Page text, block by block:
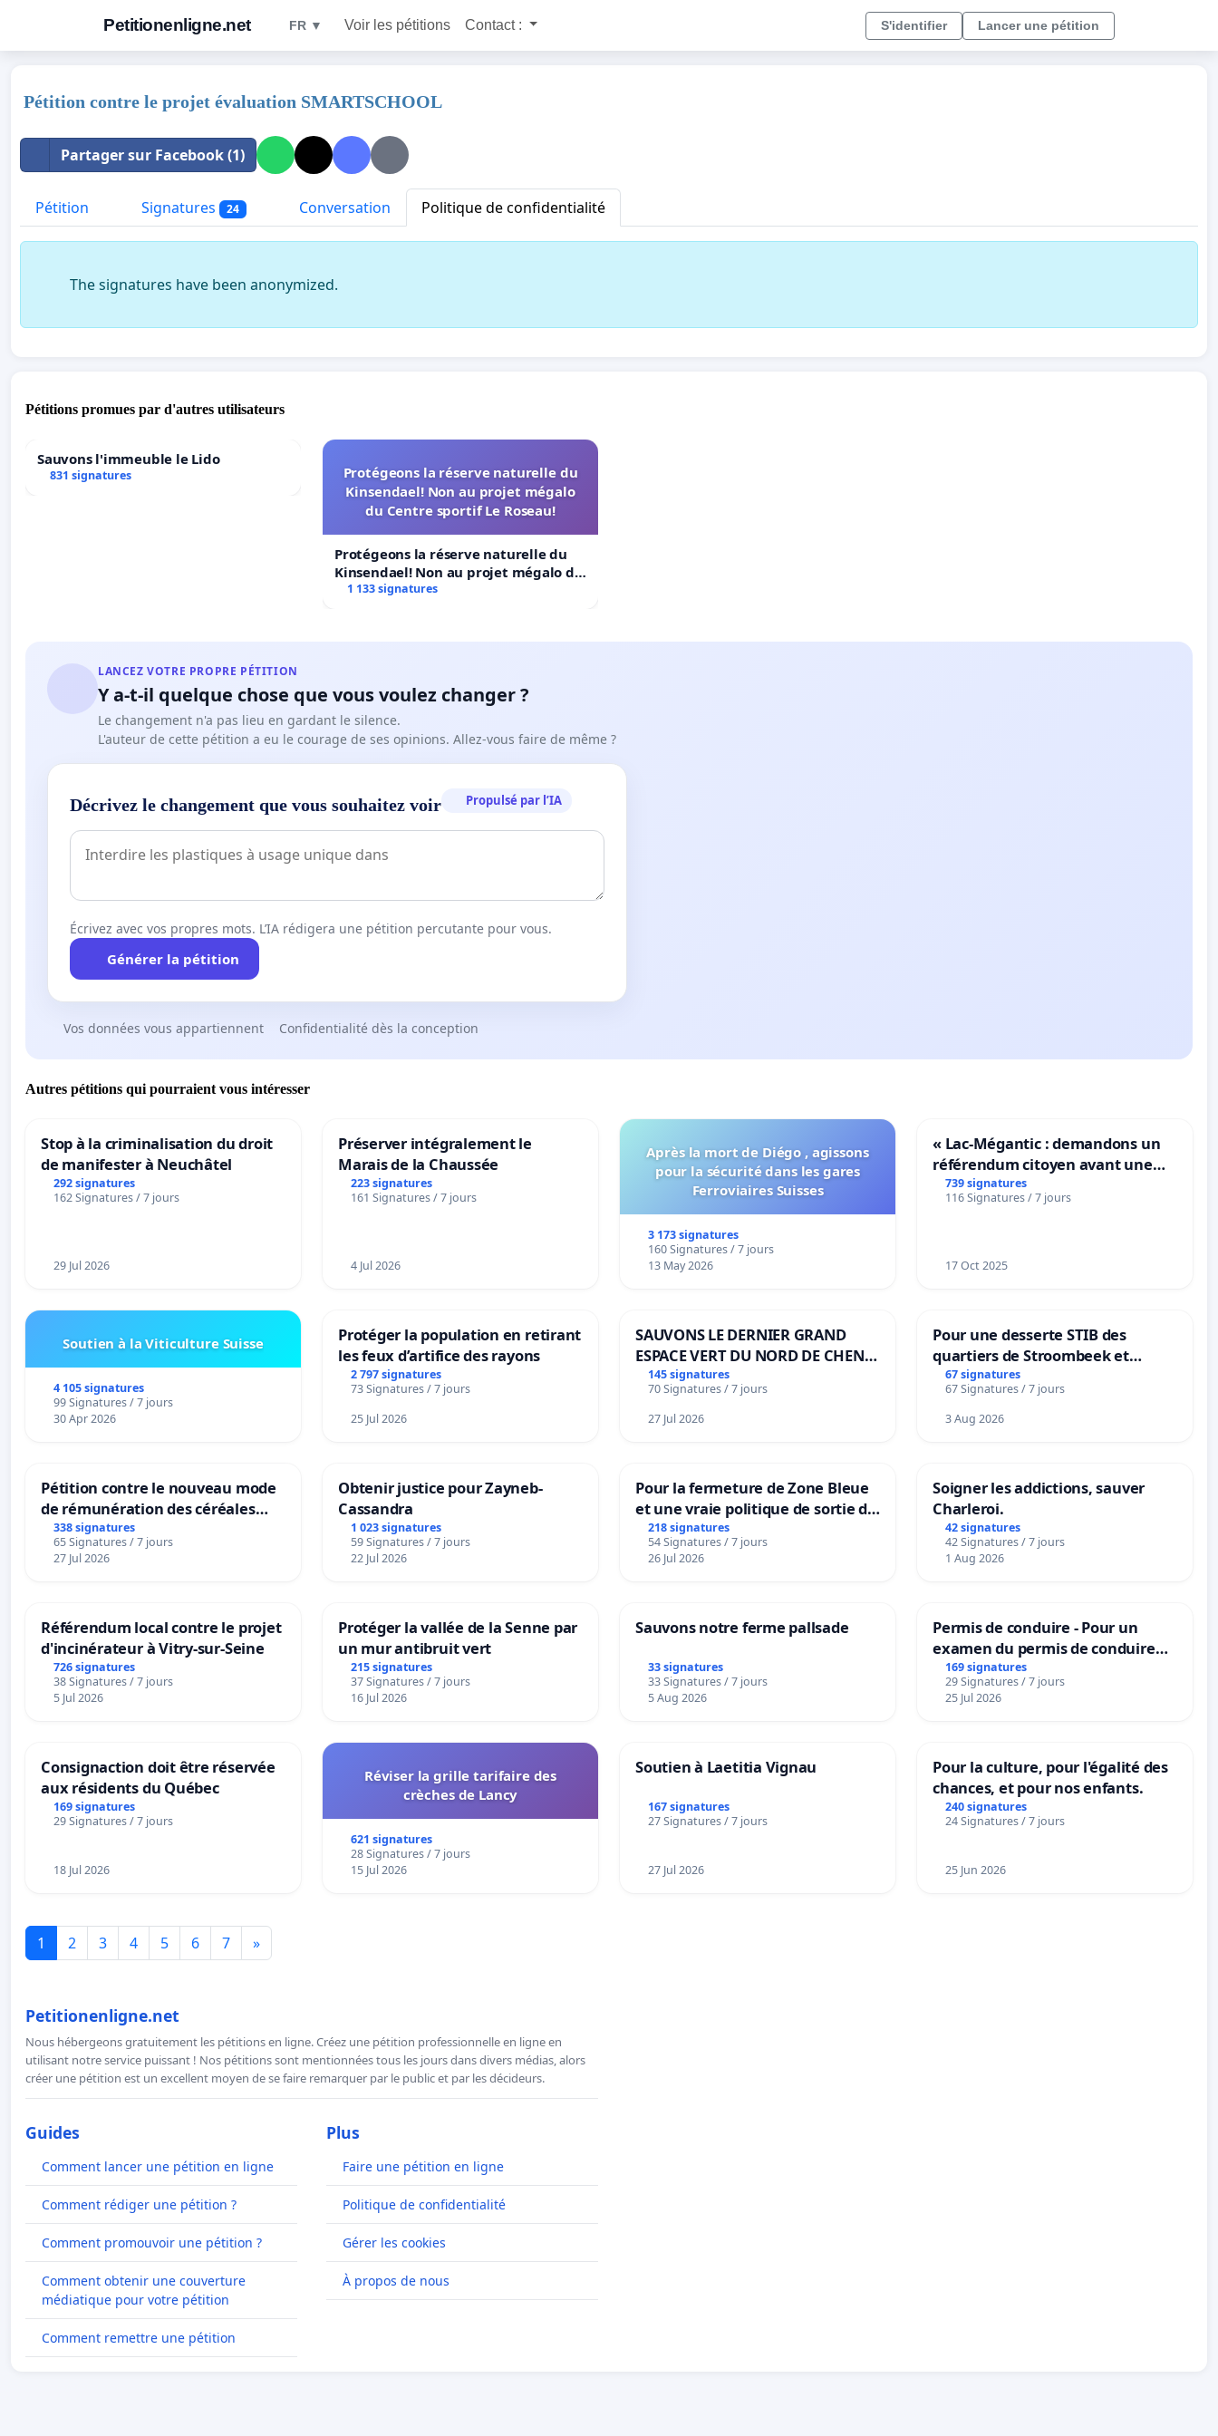
Petitionenligne.net FR ▼ Voir les pétitions Contact : S'identifier Lancer une pétition
Pétition contre le projet évaluation SMARTSCHOOL
Partager sur Facebook (1)
Pétition Signatures 24 Conversation Politique de confidentialité
The signatures have been anonymized.
Pétitions promues par d'autres utilisateurs
Sauvons l'immeuble le Lido
831 signatures
Protégeons la réserve naturelle du
Kinsendael! Non au projet mégalo
du Centre sportif Le Roseau!
Protégeons la réserve naturelle du
Kinsendael! Non au projet mégalo du
Centre sportif Le Roseau!
1 133 signatures
LANCEZ VOTRE PROPRE PÉTITION
Y a-t-il quelque chose que vous voulez changer ?
Le changement n'a pas lieu en gardant le silence.
L'auteur de cette pétition a eu le courage de ses opinions. Allez-vous faire de même ?
Décrivez le changement que vous souhaitez voir Propulsé par l’IA
Écrivez avec vos propres mots. L’IA rédigera une pétition percutante pour vous.
Générer la pétition
Vos données vous appartiennent Confidentialité dès la conception
Autres pétitions qui pourraient vous intéresser
Stop à la criminalisation du droit
de manifester à Neuchâtel
292 signatures
162 Signatures / 7 jours
29 Jul 2026
Préserver intégralement le
Marais de la Chaussée
223 signatures
161 Signatures / 7 jours
4 Jul 2026
Après la mort de Diégo , agissons
pour la sécurité dans les gares
Ferroviaires Suisses
3 173 signatures
160 Signatures / 7 jours
13 May 2026
« Lac-Mégantic : demandons un
référendum citoyen avant une
transformation irréversible de
notre territoire »
739 signatures
116 Signatures / 7 jours
17 Oct 2025
Soutien à la Viticulture Suisse
4 105 signatures
99 Signatures / 7 jours
30 Apr 2026
Protéger la population en retirant
les feux d’artifice des rayons
2 797 signatures
73 Signatures / 7 jours
25 Jul 2026
SAUVONS LE DERNIER GRAND
ESPACE VERT DU NORD DE CHENE-
BOUGERIES
145 signatures
70 Signatures / 7 jours
27 Jul 2026
Pour une desserte STIB des
quartiers de Stroombeek et
Beauval - Voor een MIVB-
bediening van de wijken
Strombeek en Het Voor
67 signatures
67 Signatures / 7 jours
3 Aug 2026
Pétition contre le nouveau mode
de rémunération des céréales
panifiables de Swiss granum basé
sur la teneur en protéines
338 signatures
65 Signatures / 7 jours
27 Jul 2026
Obtenir justice pour Zayneb-
Cassandra
1 023 signatures
59 Signatures / 7 jours
22 Jul 2026
Pour la fermeture de Zone Bleue
et une vraie politique de sortie de
la dépendance
218 signatures
54 Signatures / 7 jours
26 Jul 2026
Soigner les addictions, sauver
Charleroi.
42 signatures
42 Signatures / 7 jours
1 Aug 2026
Référendum local contre le projet
d'incinérateur à Vitry-sur-Seine
726 signatures
38 Signatures / 7 jours
5 Jul 2026
Protéger la vallée de la Senne par
un mur antibruit vert
215 signatures
37 Signatures / 7 jours
16 Jul 2026
Sauvons notre ferme pallsade
33 signatures
33 Signatures / 7 jours
5 Aug 2026
Permis de conduire - Pour un
examen du permis de conduire
accessible dans plusieurs langues
à Bruxelles
169 signatures
29 Signatures / 7 jours
25 Jul 2026
Consignaction doit être réservée
aux résidents du Québec
169 signatures
29 Signatures / 7 jours
18 Jul 2026
Réviser la grille tarifaire des
crèches de Lancy
621 signatures
28 Signatures / 7 jours
15 Jul 2026
Soutien à Laetitia Vignau
167 signatures
27 Signatures / 7 jours
27 Jul 2026
Pour la culture, pour l'égalité des
chances, et pour nos enfants.
240 signatures
24 Signatures / 7 jours
25 Jun 2026
1 2 3 4 5 6 7 »
Petitionenligne.net
Nous hébergeons gratuitement les pétitions en ligne. Créez une pétition professionnelle en ligne en
utilisant notre service puissant ! Nos pétitions sont mentionnées tous les jours dans divers médias, alors
créer une pétition est un excellent moyen de se faire remarquer par le public et par les décideurs.
Guides
Comment lancer une pétition en ligne
Comment rédiger une pétition ?
Comment promouvoir une pétition ?
Comment obtenir une couverture
médiatique pour votre pétition
Comment remettre une pétition
Plus
Faire une pétition en ligne
Politique de confidentialité
Gérer les cookies
À propos de nous